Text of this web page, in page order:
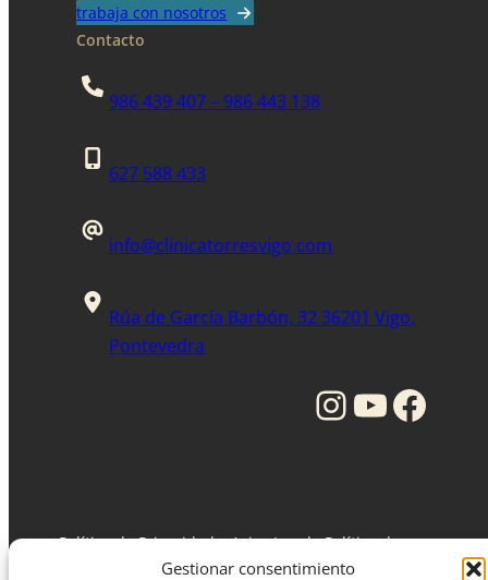
Gestionar consentimiento
trabaja con nosotros
Contacto
986 439 407 – 986 443 138
627 588 433
info@clinicatorresvigo.com
Rúa de García Barbón, 32 36201 Vigo,
Pontevedra
InstagramYouTube Facebook
Política de Privacidad y Aviso Legal·Política de
Registro Sanitario: C-36-000312 /industria